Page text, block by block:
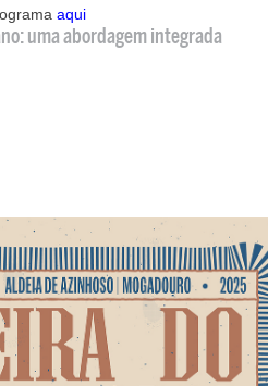
aqui
uma abordagem integrada